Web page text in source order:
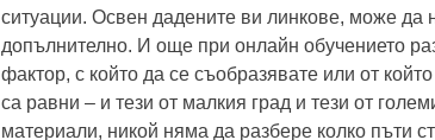
ситуации. Освен дадените ви линкове, може
допълнително. И още при онлайн обучението
фактор, с който да се съобразявате или от
са равни – и тези от малкия град и тези от
материали, никой няма да разбере колко пъти